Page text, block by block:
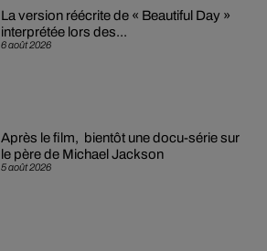
6 août 2026
La version réécrite de « Beautiful Day »
interprétée lors des...
5 août 2026
Après le film, bientôt une docu-série sur
le père de Michael Jackson